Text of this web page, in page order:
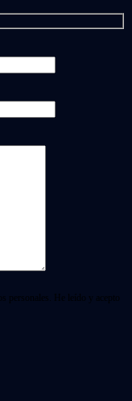
personales. He leído y acepto